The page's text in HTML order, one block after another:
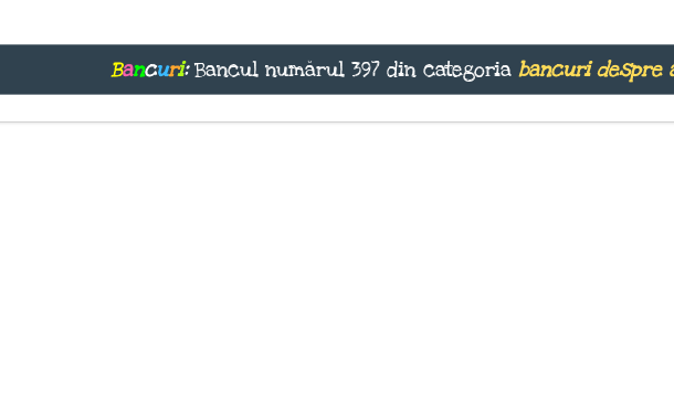
Bancuri:Bancul numărul 397 din categoriabancuri despre